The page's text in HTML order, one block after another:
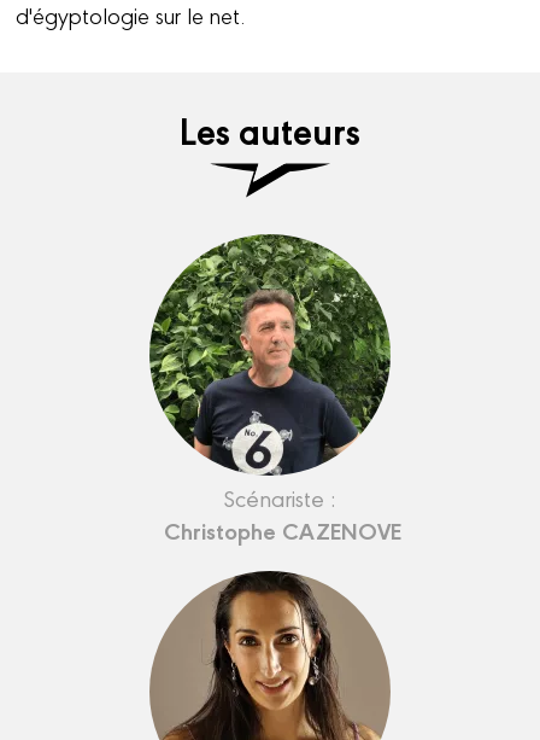
d'égyptologie sur le net.
Les auteurs
Scénariste :
Christophe CAZENOVE